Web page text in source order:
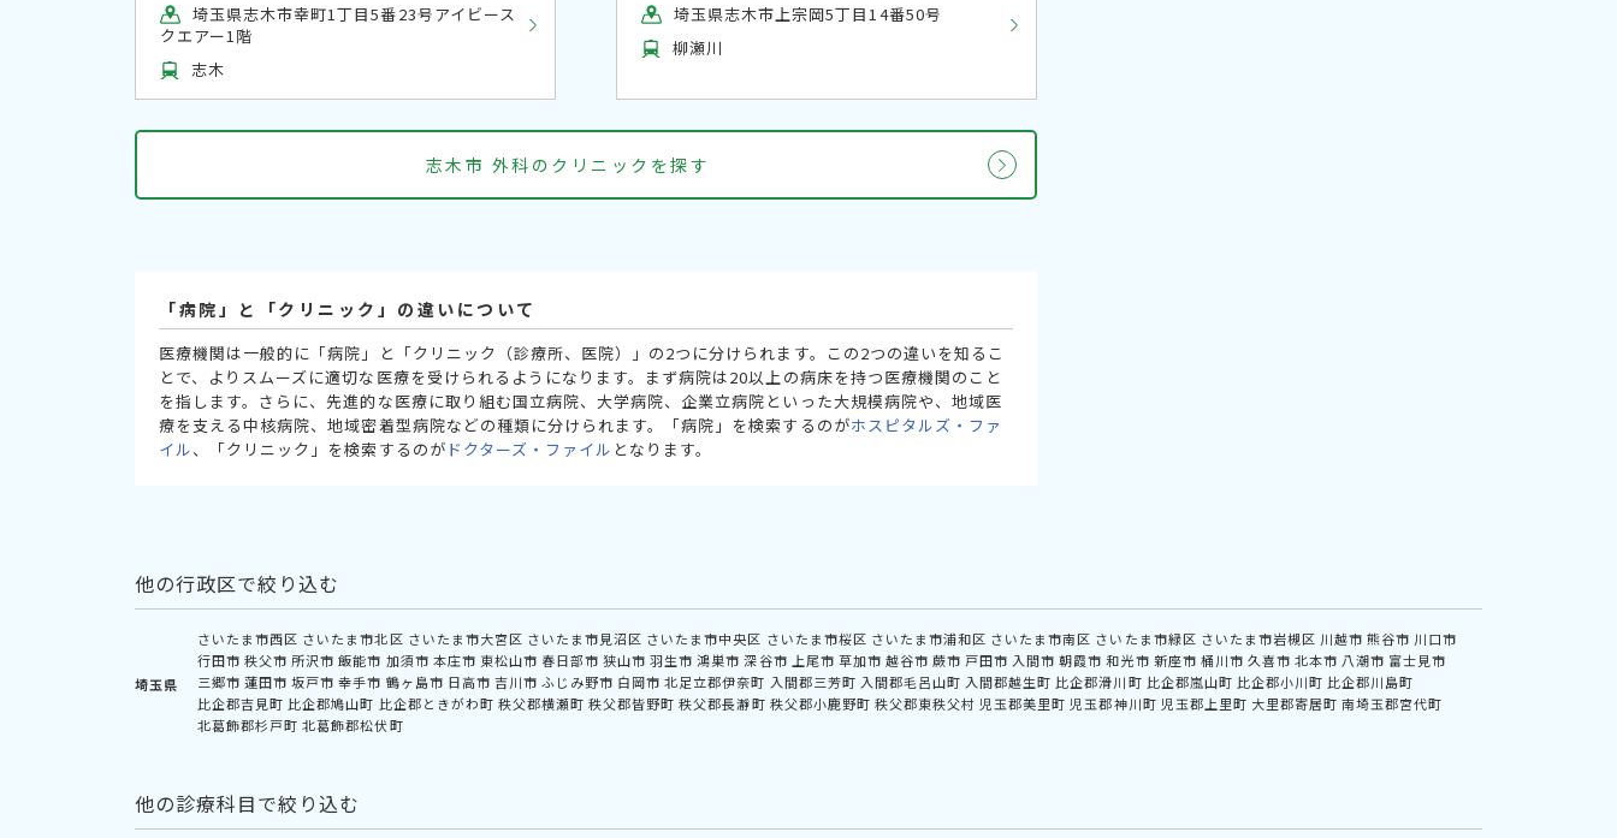
埼玉県志木市幸町1丁目5番23号アイビース
クエアー1階
志木
埼玉県志木市上宗岡5丁目14番50号
柳瀬川
志木市 外科のクリニックを探す
「病院」と「クリニック」の違いについて
医療機関は一般的に「病院」と「クリニック（診療所、医院）」の2つに分けられます。この2つの違いを知るこ
とで、よりスムーズに適切な医療を受けられるようになります。まず病院は20以上の病床を持つ医療機関のこと
を指します。さらに、先進的な医療に取り組む国立病院、大学病院、企業立病院といった大規模病院や、地域医
療を支える中核病院、地域密着型病院などの種類に分けられます。「病院」を検索するのがホスピタルズ・ファ
イル、「クリニック」を検索するのが ドクターズ・ファイル となります。
他の行政区で絞り込む
埼玉県
さいたま市西区 さいたま市北区 さいたま市大宮区 さいたま市見沼区 さいたま市中央区 さいたま市桜区 さいたま市浦和区 さいたま市南区 さいたま市緑区 さいたま市岩槻区 川越市 熊谷市 川口市
行田市 秩父市 所沢市 飯能市 加須市 本庄市 東松山市 春日部市 狭山市 羽生市 鴻巣市 深谷市 上尾市 草加市 越谷市 蕨市 戸田市 入間市 朝霞市 和光市 新座市 桶川市 久喜市 北本市 八潮市 富士見市
三郷市 蓮田市 坂戸市 幸手市 鶴ヶ島市 日高市 吉川市 ふじみ野市 白岡市 北足立郡伊奈町 入間郡三芳町 入間郡毛呂山町 入間郡越生町 比企郡滑川町 比企郡嵐山町 比企郡小川町 比企郡川島町
比企郡吉見町 比企郡鳩山町 比企郡ときがわ町 秩父郡横瀬町 秩父郡皆野町 秩父郡長瀞町 秩父郡小鹿野町 秩父郡東秩父村 児玉郡美里町 児玉郡神川町 児玉郡上里町 大里郡寄居町 南埼玉郡宮代町
北葛飾郡杉戸町 北葛飾郡松伏町
他の診療科目で絞り込む